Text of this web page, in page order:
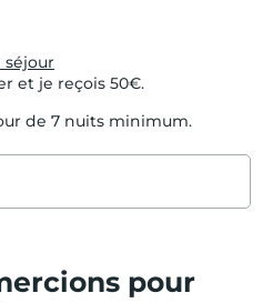
séjour
et je reçois 50€.
de 7 nuits minimum.
pour